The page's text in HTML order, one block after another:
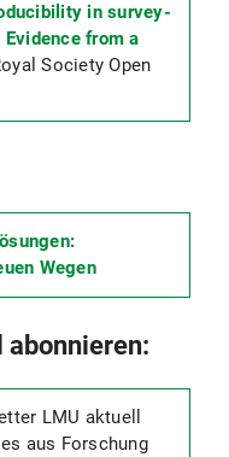
in survey-
from a
Society Open
Wegen
abonnieren:
LMU aktuell
aus Forschung